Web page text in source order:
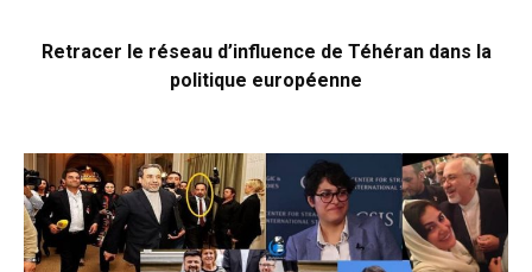
Retracer le réseau d’influence de Téhéran dans la
politique européenne